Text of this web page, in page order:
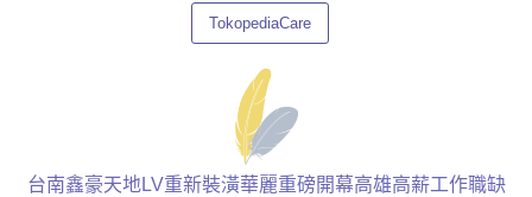
TokopediaCare
台南鑫豪天地LV重新裝潢華麗重磅開幕高雄高薪工作職缺